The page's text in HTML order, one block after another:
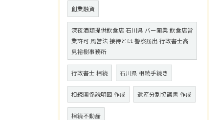
創業融資
深夜酒類提供飲食店 石川県 バー開業 飲食店営
業許可 風営法 接待とは 警察届出 行政書士高
見裕樹事務所
行政書士 相続 石川県 相続手続き
相続関係説明図 作成 遺産分割協議書 作成
相続不動産